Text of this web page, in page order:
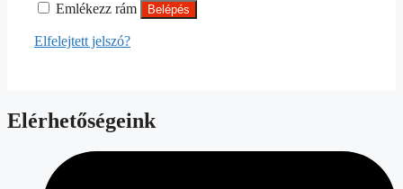
Emlékezz rám Belépés
Elfelejtett jelszó?
Elérhetőségeink